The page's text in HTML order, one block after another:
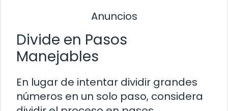
Anuncios
Divide en Pasos
Manejables
En lugar de intentar dividir grandes
números en un solo paso, considera